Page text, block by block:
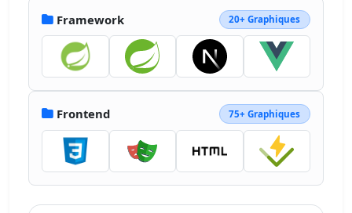
Framework 20+ Graphiques
Frontend 75+ Graphiques